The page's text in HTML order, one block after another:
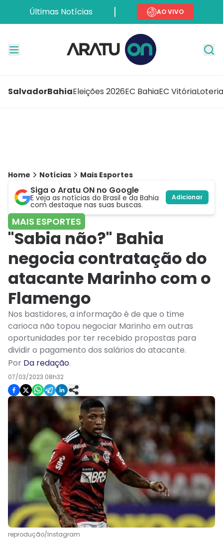
Últimas Notícias AO VIVO
SalvadorBahiaEleições 2026EC BahiaEC Vitória
Home Notícias Mais Esportes
Siga o Aratu ON no Google
E veja as notícias do Brasil e da Bahia
com destaque nas suas buscas.
Adicionar
MAIS ESPORTES
"Sabia não?" Bahia
negocia contratação do
atacante Marinho com o
Flamengo
Nos bastidores, a informação é de que o time
carioca não topou negociar Marinho em outras
oportunidades por ter recebido propostas para
dividir o pagamento dos salários do atacante.
Por Da redação.
07/03/2023 08h32
reprodução/Instagram